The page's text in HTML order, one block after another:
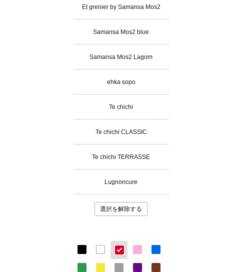
Et grenier by Samansa Mos2
Samansa Mos2 blue
Samansa Mos2 Lagom
ehka sopo
Te chichi
Te chichi CLASSIC
Te chichi TERRASSE
Lugnoncure
選択を解除する